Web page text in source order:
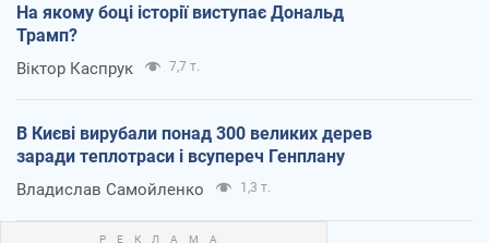
На якому боці історії виступає Дональд
Трамп?
Віктор Каспрук 7,7 т.
В Києві вирубали понад 300 великих дерев
заради теплотраси і всупереч Генплану
Владислав Самойленко 1,3 т.